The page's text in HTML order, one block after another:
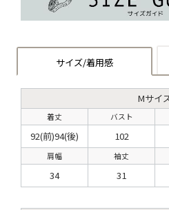
サイズ/着用感
Mサイ
着丈 バスト
92(前)94(後) 102
肩幅 袖丈
34 31